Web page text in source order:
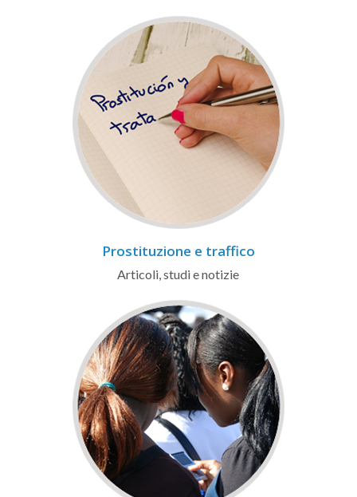
Prostituzione e traffico
Articoli, studi e notizie